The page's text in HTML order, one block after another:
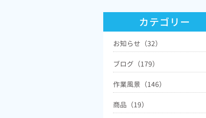
カテゴリー
お知らせ（32）
ブログ（179）
作業風景（146）
商品（19）